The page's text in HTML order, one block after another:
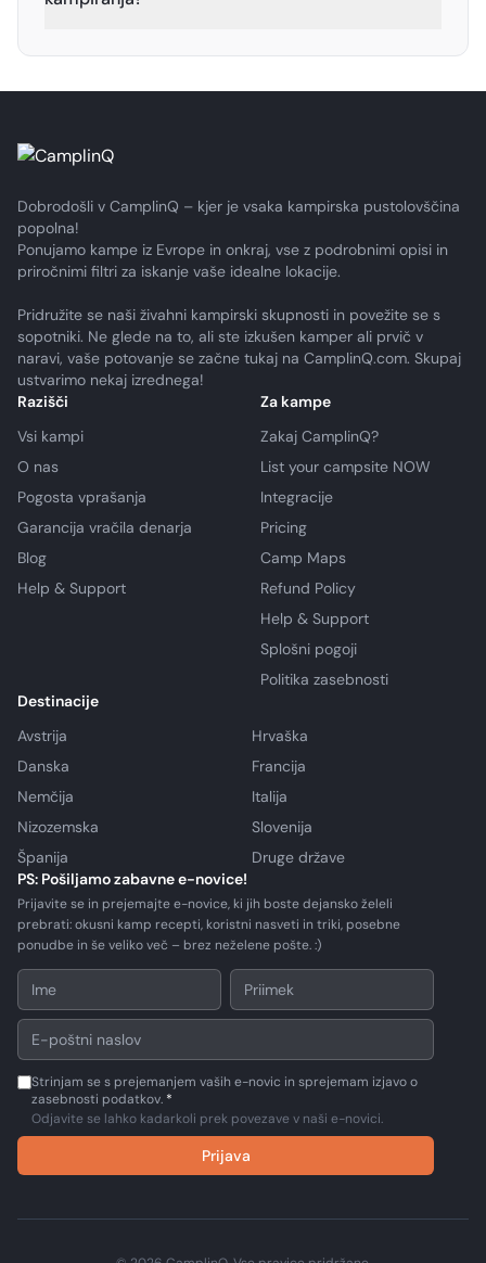
Dobrodošli v CamplinQ – kjer je vsaka kampirska pustolovščina
popolna!
Ponujamo kampe iz Evrope in onkraj, vse z podrobnimi opisi in
priročnimi filtri za iskanje vaše idealne lokacije.
Pridružite se naši živahni kampirski skupnosti in povežite se s
sopotniki. Ne glede na to, ali ste izkušen kamper ali prvič v
naravi, vaše potovanje se začne tukaj na CamplinQ.com. Skupaj
ustvarimo nekaj izrednega!
Razišči
Vsi kampi
O nas
Pogosta vprašanja
Garancija vračila denarja
Blog
Help & Support
Za kampe
Zakaj CamplinQ?
List your campsite NOW
Integracije
Pricing
Camp Maps
Refund Policy
Help & Support
Splošni pogoji
Politika zasebnosti
Destinacije
Avstrija
Hrvaška
Danska
Francija
Nemčija
Italija
Nizozemska
Slovenija
Španija
Druge države
PS: Pošiljamo zabavne e-novice!
Prijavite se in prejemajte e-novice, ki jih boste dejansko želeli
prebrati: okusni kamp recepti, koristni nasveti in triki, posebne
ponudbe in še veliko več – brez neželene pošte. :)
Strinjam se s prejemanjem vaših e-novic in sprejemam izjavo o
zasebnosti podatkov. *
Odjavite se lahko kadarkoli prek povezave v naši e-novici.
Prijava